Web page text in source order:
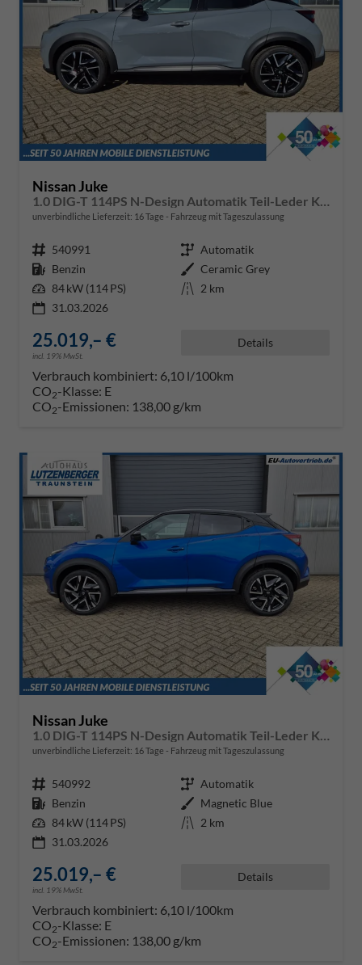
Nissan Juke
unverbindliche Lieferzeit: 16 Tage Fahrzeug mit Tageszulassung
Fahrzeugnr. 540991 Getriebe Automatik
Kraftstoff Benzin Außenfarbe Ceramic Grey
Leistung 84 kW (114 PS) Kilometerstand 2 km
31.03.2026
25.019,– €
incl. 19% MwSt.
Details
Verbrauch kombiniert: 6,10 l/100km
CO2-Klasse: E
CO2-Emissionen: 138,00 g/km
Nissan Juke
unverbindliche Lieferzeit: 16 Tage Fahrzeug mit Tageszulassung
Fahrzeugnr. 540992 Getriebe Automatik
Kraftstoff Benzin Außenfarbe Magnetic Blue
Leistung 84 kW (114 PS) Kilometerstand 2 km
31.03.2026
25.019,– €
incl. 19% MwSt.
Details
Verbrauch kombiniert: 6,10 l/100km
CO2-Klasse: E
CO2-Emissionen: 138,00 g/km